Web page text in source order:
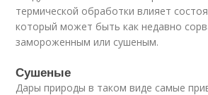
термической обработки влияет
который может быть как недавно
замороженным или сушеным.
Сушеные
Дары природы в таком виде самые